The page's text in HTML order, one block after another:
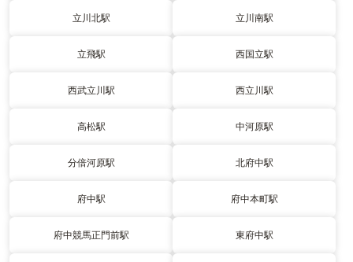
立川北駅 立川南駅
立飛駅 西国立駅
西武立川駅 西立川駅
高松駅 中河原駅
分倍河原駅 北府中駅
府中駅 府中本町駅
府中競馬正門前駅 東府中駅